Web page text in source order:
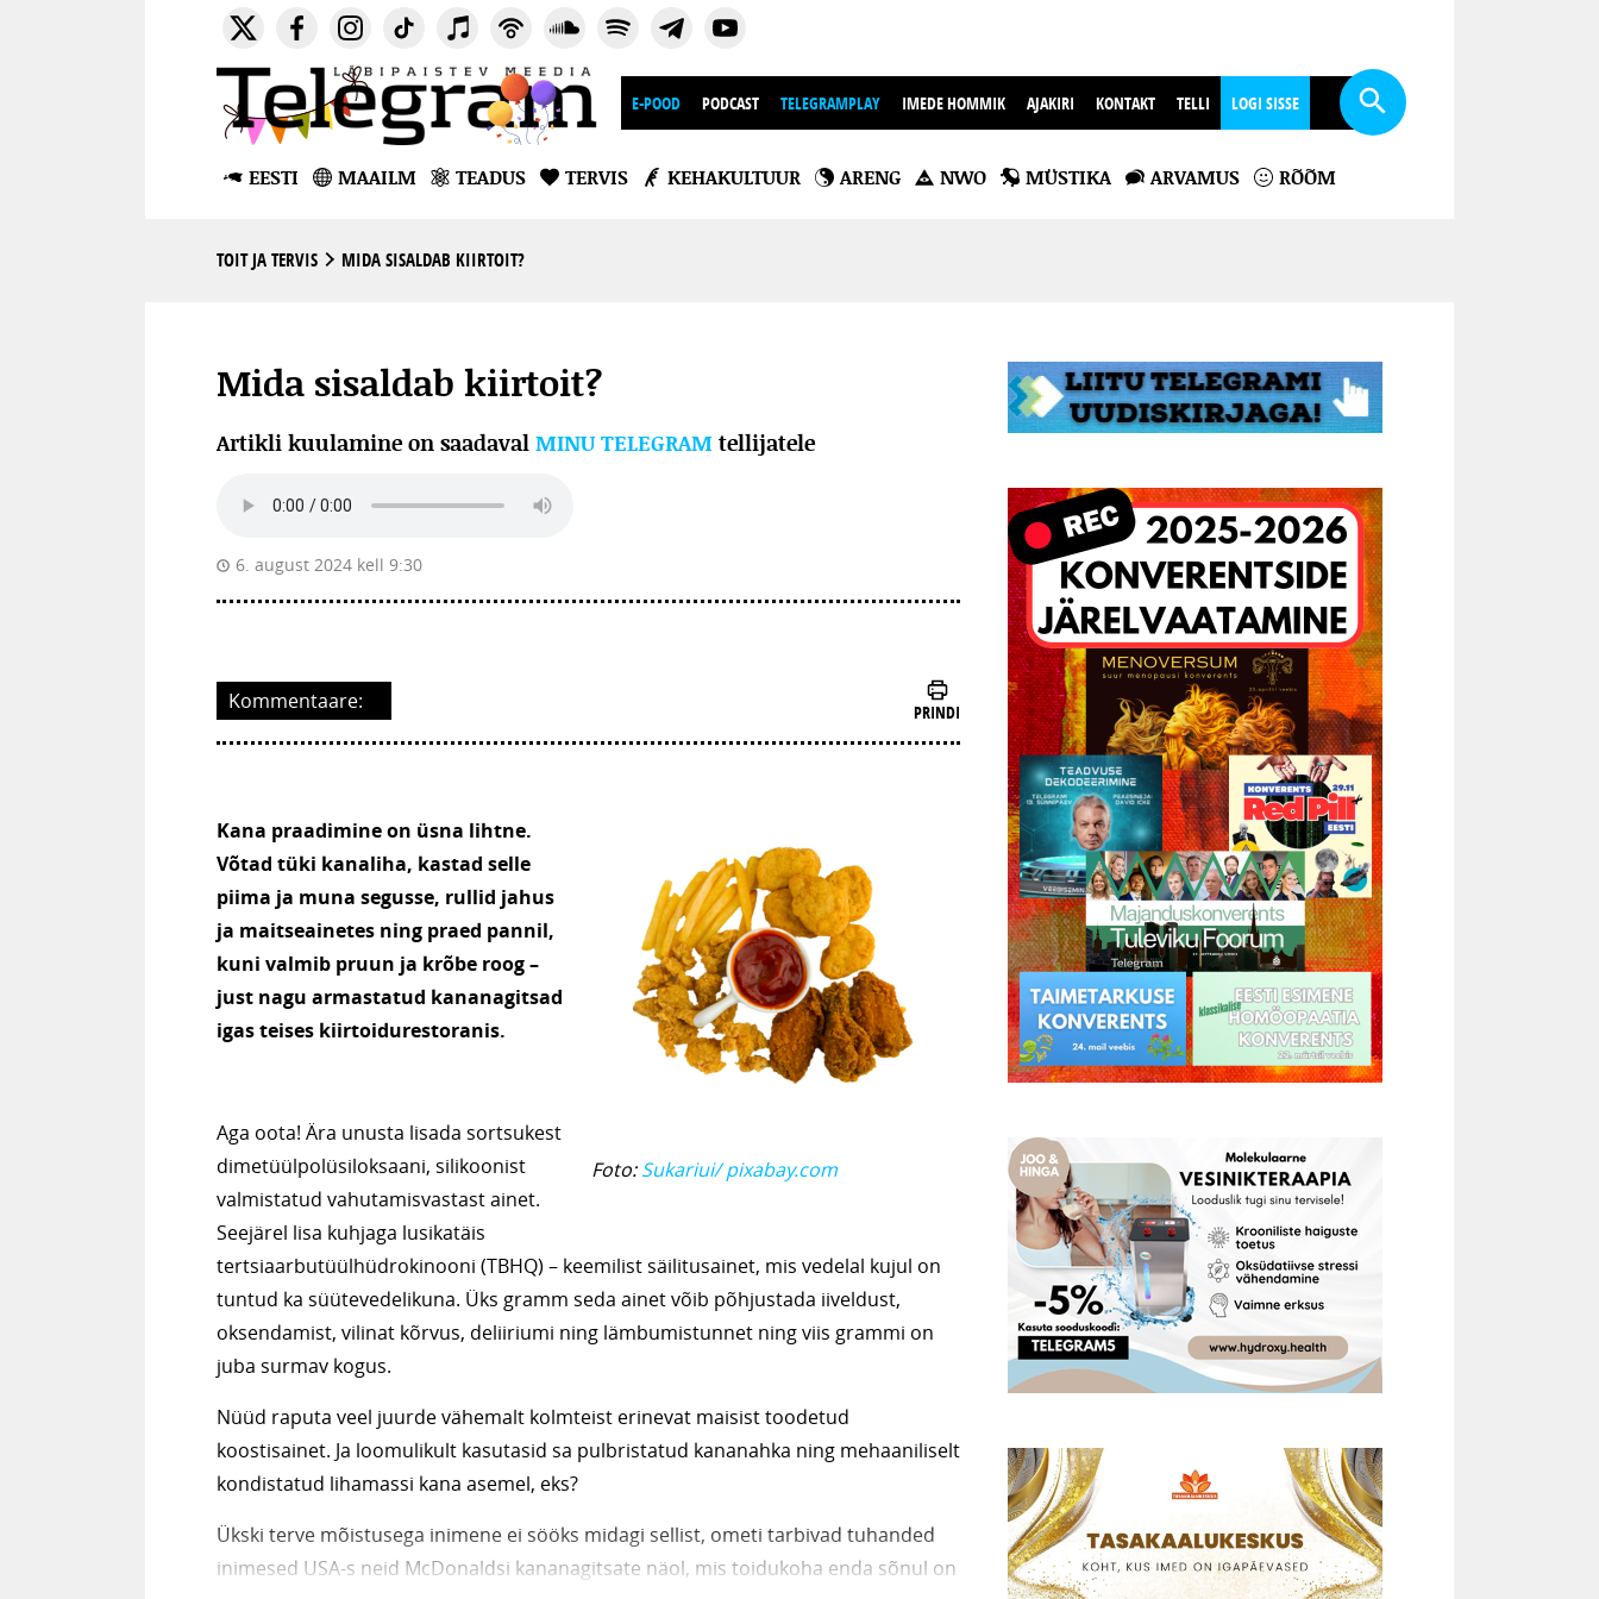
E-POOD PODCAST TELEGRAMPLAY IMEDE HOMMIK AJAKIRI KONTAKT TELLI LOGI SISSE
EESTI MAAILM TEADUS TERVIS KEHAKULTUUR ARENG NWO MÜSTIKA ARVAMUS RÕÕM
TOIT JA TERVIS MIDA SISALDAB KIIRTOIT?
Mida sisaldab kiirtoit?
Artikli kuulamine on saadaval MINU TELEGRAM tellijatele
6. august 2024 kell 9:30
Kommentaare: PRINDI
Foto:Sukariui/ pixabay.com
Kana praadimine on üsna lihtne.
Võtad tüki kanaliha, kastad selle
piima ja muna segusse, rullid jahus
ja maitseainetes ning praed pannil,
kuni valmib pruun ja krõbe roog –
just nagu armastatud kananagitsad
igas teises kiirtoidurestoranis.
Aga oota! Ära unusta lisada sortsukest
dimetüülpolüsiloksaani, silikoonist
valmistatud vahutamisvastast ainet.
Seejärel lisa kuhjaga lusikatäis
tertsiaarbutüülhüdrokinooni (TBHQ) – keemilist säilitusainet, mis vedelal kujul on
tuntud ka süütevedelikuna. Üks gramm seda ainet võib põhjustada iiveldust,
oksendamist, vilinat kõrvus, deliiriumi ning lämbumistunnet ning viis grammi on
juba surmav kogus.
Nüüd raputa veel juurde vähemalt kolmteist erinevat maisist toodetud
koostisainet. Ja loomulikult kasutasid sa pulbristatud kananahka ning mehaaniliselt
kondistatud lihamassi kana asemel, eks?
Ükski terve mõistusega inimene ei sööks midagi sellist, ometi tarbivad tuhanded
inimesed USA-s neid McDonaldsi kananagitsate näol, mis toidukoha enda sõnul on